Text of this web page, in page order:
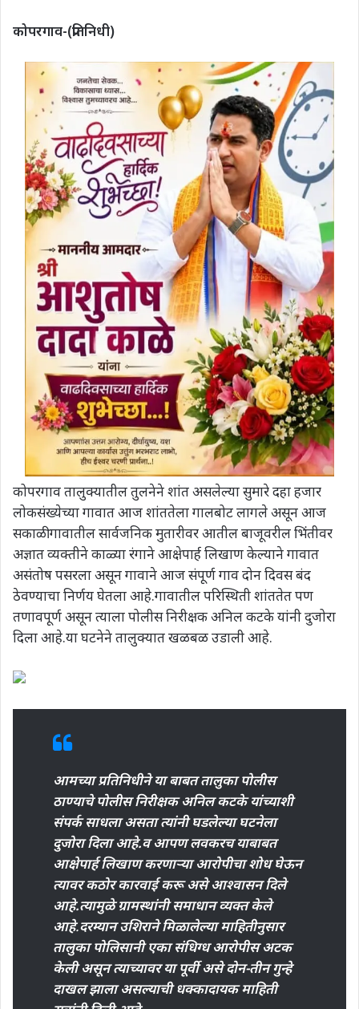
कोपरगाव-(प्रतिनिधी)
कोपरगाव तालुक्यातील तुलनेने शांत असलेल्या सुमारे दहा हजार
लोकसंख्येच्या गावात आज शांततेला गालबोट लागले असून आज
सकाळी गावातील सार्वजनिक मुतारीवर आतील बाजूवरील भिंतीवर
अज्ञात व्यक्तीने काळ्या रंगाने आक्षेपार्ह लिखाण केल्याने गावात
असंतोष पसरला असून गावाने आज संपूर्ण गाव दोन दिवस बंद
ठेवण्याचा निर्णय घेतला आहे.गावातील परिस्थिती शांततेत पण
तणावपूर्ण असून त्याला पोलीस निरीक्षक अनिल कटके यांनी दुजोरा
दिला आहे.या घटनेने तालुक्यात खळबळ उडाली आहे.
आमच्या प्रतिनिधीने या बाबत तालुका पोलीस
ठाण्याचे पोलीस निरीक्षक अनिल कटके यांच्याशी
संपर्क साधला असता त्यांनी घडलेल्या घटनेला
दुजोरा दिला आहे.व आपण लवकरच याबाबत
आक्षेपार्ह लिखाण करणाऱ्या आरोपीचा शोध घेऊन
त्यावर कठोर कारवाई करू असे आश्वासन दिले
आहे.त्यामुळे ग्रामस्थांनी समाधान व्यक्त केले
आहे.दरम्यान उशिराने मिळालेल्या माहितीनुसार
तालुका पोलिसानी एका संधिग्ध आरोपीस अटक
केली असून त्याच्यावर या पूर्वी असे दोन-तीन गुन्हे
दाखल झाला असल्याची धक्कादायक माहिती